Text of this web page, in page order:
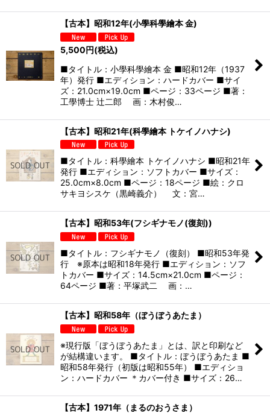
【古本】昭和12年(小學科學繪本 金)
5,500円(税込)
■タイトル：小學科學繪本 金 ■昭和12年（1937
年）発行 ■エディション：ハードカバー ■サイ
ズ：21.0cm×19.0cm ■ページ：33ページ ■著：
工學博士 辻二郎 画：木村俊…
【古本】昭和21年(科學繪本 トケイノハナシ)
■タイトル：科學繪本 トケイノハナシ ■昭和21年
発行 ■エディション：ソフトカバー ■サイズ：
25.0cm×8.0cm ■ページ：18ページ ■絵：クロ
サキヨシスケ（黒崎義介） 文：宮…
【古本】昭和53年(フシギナモノ(復刻))
■タイトル：フシギナモノ（復刻） ■昭和53年発
行 ※原本は昭和18年発行 ■エディション：ソフ
トカバー ■サイズ：14.5cm×21.0cm ■ページ：
64ページ ■著：平塚武二 画：…
【古本】昭和58年（ぼうぼうあたま）
※現行版「ぼうぼうあたま」とは、訳と印刷など
が結構違います。 ■タイトル：ぼうぼうあたま ■
昭和58年発行（初版は昭和55年） ■エディショ
ン：ハードカバー ＊カバー付き ■サイズ：26…
【古本】1971年（まるのおうさま）